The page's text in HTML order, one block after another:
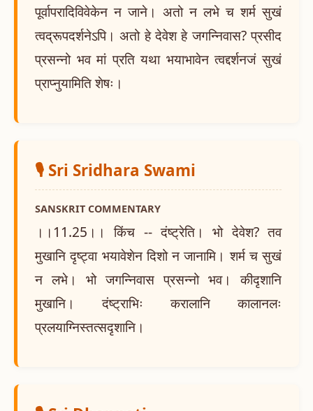
पूर्वापरादिविवेकेन न जाने। अतो न लभे च शर्म सुखं
त्वद्रूपदर्शनेऽपि। अतो हे देवेश हे जगन्निवास? प्रसीद
प्रसन्नो भव मां प्रति यथा भयाभावेन त्वद्दर्शनजं सुखं
प्राप्नुयामिति शेषः।
🎙️ Sri Sridhara Swami
SANSKRIT COMMENTARY
।।11.25।। किंच -- दंष्ट्रेति। भो देवेश? तव
मुखानि दृष्ट्वा भयावेशेन दिशो न जानामि। शर्म च सुखं
न लभे। भो जगन्निवास प्रसन्नो भव। कीदृशानि
मुखानि। दंष्ट्राभिः करालानि कालानलः
प्रलयाग्निस्तत्सदृशानि।